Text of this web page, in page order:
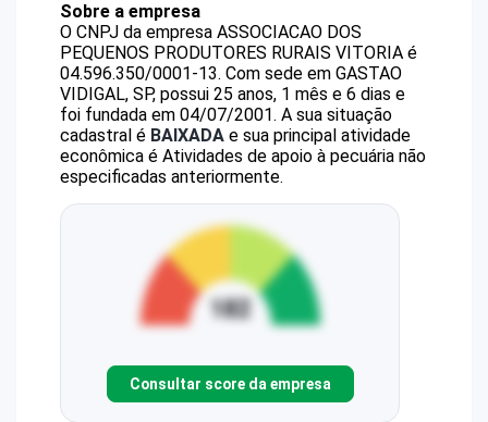
Sobre a empresa
O CNPJ da empresa ASSOCIACAO DOS
PEQUENOS PRODUTORES RURAIS VITORIA é
04.596.350/0001-13. Com sede em GASTAO
VIDIGAL, SP, possui 25 anos, 1 mês e 6 dias e
foi fundada em 04/07/2001. A sua situação
cadastral é BAIXADA e sua principal atividade
econômica é Atividades de apoio à pecuária não
especificadas anteriormente.
Consultar score da empresa